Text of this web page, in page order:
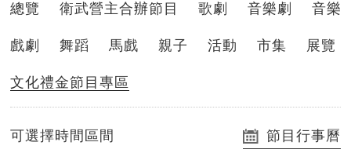
總覽 衛武營主合辦節目 歌劇 音樂劇 音樂
戲劇 舞蹈 馬戲 親子 活動 市集 展覽
文化禮金節目專區
可選擇時間區間 節目行事曆